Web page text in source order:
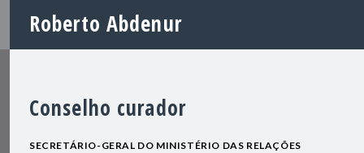
Roberto Abdenur
Conselho curador
SECRETÁRIO-GERAL DO MINISTÉRIO DAS RELAÇÕES